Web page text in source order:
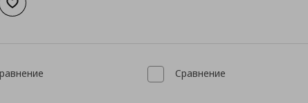
в кошницата
Добави към списъка с любими
Сравнение